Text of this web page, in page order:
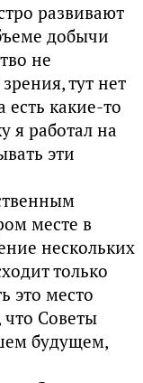
развивают
добычи
не
тут нет
есть какие-то
я работал на
эти
месте в
нескольких
только
это место
Советы
будущем,